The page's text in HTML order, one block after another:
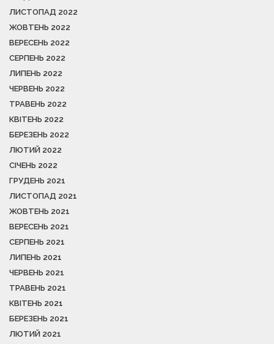
ЛИСТОПАД 2022
ЖОВТЕНЬ 2022
ВЕРЕСЕНЬ 2022
СЕРПЕНЬ 2022
ЛИПЕНЬ 2022
ЧЕРВЕНЬ 2022
ТРАВЕНЬ 2022
КВІТЕНЬ 2022
БЕРЕЗЕНЬ 2022
ЛЮТИЙ 2022
СІЧЕНЬ 2022
ГРУДЕНЬ 2021
ЛИСТОПАД 2021
ЖОВТЕНЬ 2021
ВЕРЕСЕНЬ 2021
СЕРПЕНЬ 2021
ЛИПЕНЬ 2021
ЧЕРВЕНЬ 2021
ТРАВЕНЬ 2021
КВІТЕНЬ 2021
БЕРЕЗЕНЬ 2021
ЛЮТИЙ 2021